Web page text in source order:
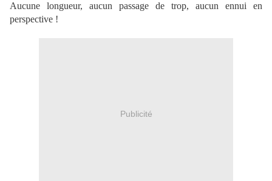
Aucune longueur, aucun passage de trop, aucun ennui en
perspective !
Publicité